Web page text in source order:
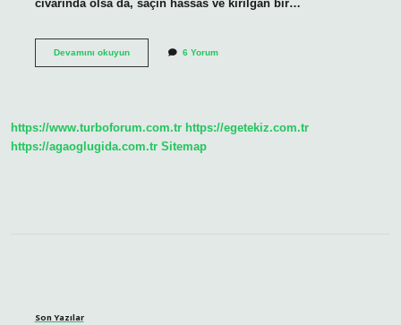
civarında olsa da, saçın hassas ve kırılgan bir…
Devamını okuyunEn
Olmalı
6 Yorum
https://www.turboforum.com.tr https://egetekiz.com.tr
https://agaoglugida.com.tr Sitemap
Son Yazılar